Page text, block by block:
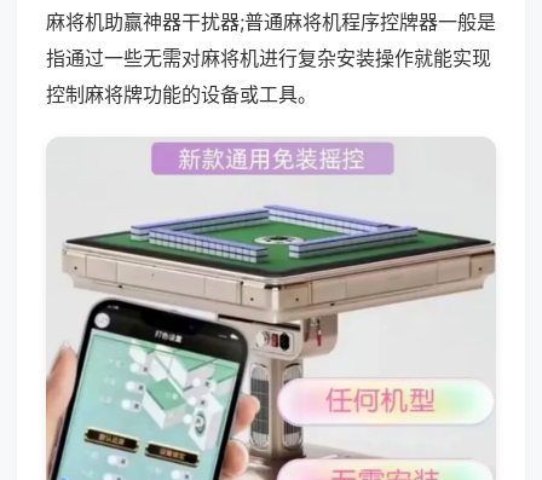
麻将机助赢神器干扰器;普通麻将机程序控牌器一般是
指通过一些无需对麻将机进行复杂安装操作就能实现
控制麻将牌功能的设备或工具。